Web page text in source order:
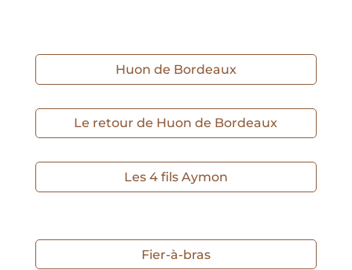
Huon de Bordeaux
Le retour de Huon de Bordeaux
Les 4 fils Aymon
Fier-à-bras